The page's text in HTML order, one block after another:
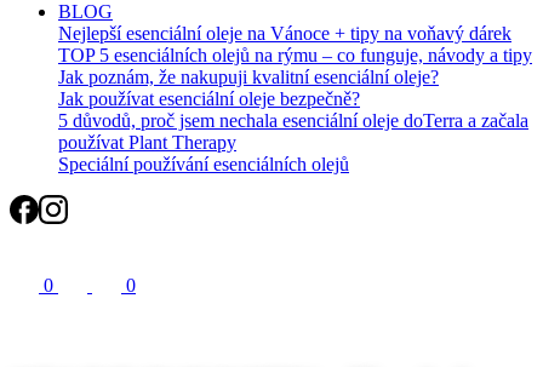
BLOG
Nejlepší esenciální oleje na Vánoce + tipy na voňavý dárek
TOP 5 esenciálních olejů na rýmu – co funguje, návody a tipy
Jak poznám, že nakupuji kvalitní esenciální oleje?
Jak používat esenciální oleje bezpečně?
5 důvodů, proč jsem nechala esenciální oleje doTerra a začala
používat Plant Therapy
Speciální používání esenciálních olejů
0 0